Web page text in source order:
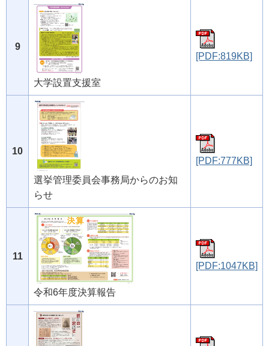
9
大学設置支援室
[PDF:819KB]
10
選挙管理委員会事務局からのお知
らせ
[PDF:777KB]
11
令和6年度決算報告
[PDF:1047KB]